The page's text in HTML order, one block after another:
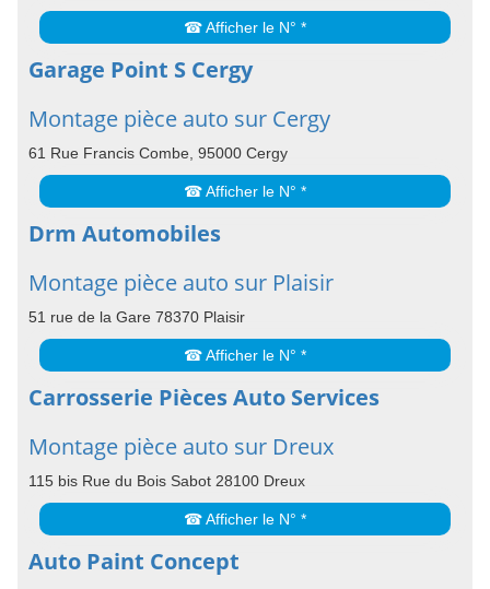
☎ Afficher le N° *
Garage Point S Cergy
Montage pièce auto sur Cergy
61 Rue Francis Combe, 95000 Cergy
☎ Afficher le N° *
Drm Automobiles
Montage pièce auto sur Plaisir
51 rue de la Gare 78370 Plaisir
☎ Afficher le N° *
Carrosserie Pièces Auto Services
Montage pièce auto sur Dreux
115 bis Rue du Bois Sabot 28100 Dreux
☎ Afficher le N° *
Auto Paint Concept